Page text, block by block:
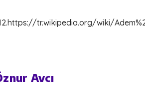
tr.wikipedia.org/wiki/
Avcı